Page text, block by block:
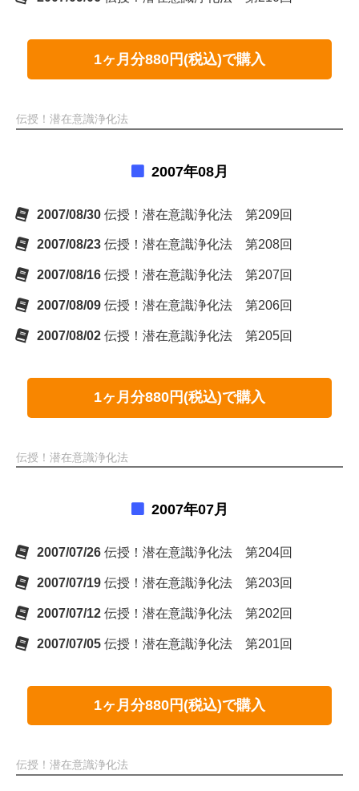
1ヶ月分880円(税込)で購入
伝授！潜在意識浄化法
2007年08月
2007/08/30 伝授！潜在意識浄化法 第209回
2007/08/23 伝授！潜在意識浄化法 第208回
2007/08/16 伝授！潜在意識浄化法 第207回
2007/08/09 伝授！潜在意識浄化法 第206回
2007/08/02 伝授！潜在意識浄化法 第205回
1ヶ月分880円(税込)で購入
伝授！潜在意識浄化法
2007年07月
2007/07/26 伝授！潜在意識浄化法 第204回
2007/07/19 伝授！潜在意識浄化法 第203回
2007/07/12 伝授！潜在意識浄化法 第202回
2007/07/05 伝授！潜在意識浄化法 第201回
1ヶ月分880円(税込)で購入
伝授！潜在意識浄化法